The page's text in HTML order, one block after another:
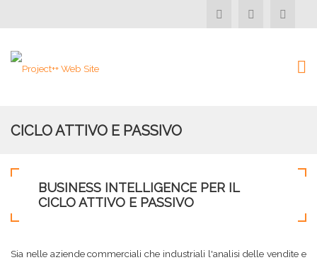
CICLO ATTIVO E PASSIVO
BUSINESS INTELLIGENCE PER IL
CICLO ATTIVO E PASSIVO
Sia nelle aziende commerciali che industriali l'analisi delle vendite e